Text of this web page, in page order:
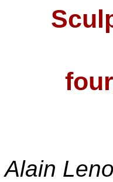
Alain